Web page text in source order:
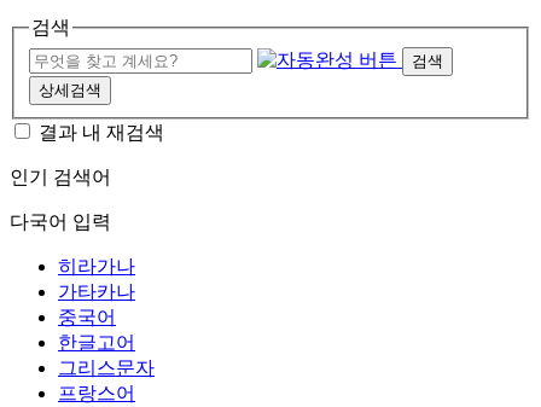
검색
검색
상세검색
결과 내 재검색
인기 검색어
다국어 입력
히라가나
가타카나
중국어
한글고어
그리스문자
프랑스어